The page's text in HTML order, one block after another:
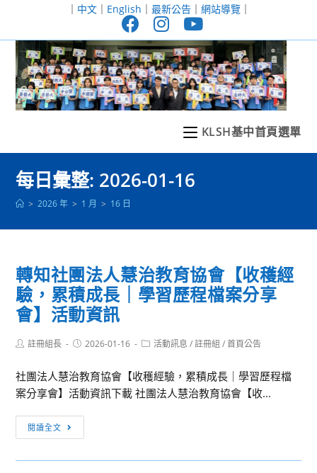
至
｜ 中文｜ English ｜ 最新公告｜ 網站導覽｜
KLSH基中首頁選單
每日彙整: 2026-01-16
> 2026 年 > 1 月 > 16 日
轉知社團法人慧治教育協會【收穫經
驗，累積成長｜學習歷程檔案分享
會】活動資訊
Post註冊組長
Post2026-01-16
Post活動訊息 / 註冊組 / 首頁公告
社團法人慧治教育協會【收穫經驗，累積成長｜學習歷程檔
案分享會】活動資訊下載 社團法人慧治教育協會【收...
閱讀全文
知
社